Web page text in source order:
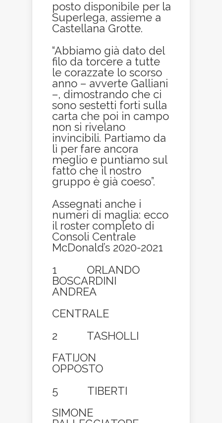
posto disponibile per la
Superlega, assieme a
Castellana Grotte.
“Abbiamo già dato del
filo da torcere a tutte
le corazzate lo scorso
anno – avverte Galliani
–, dimostrando che ci
sono sestetti forti sulla
carta che poi in campo
non si rivelano
invincibili. Partiamo da
lì per fare ancora
meglio e puntiamo sul
fatto che il nostro
gruppo è già coeso”.
Assegnati anche i
numeri di maglia: ecco
il roster completo di
Consoli Centrale
McDonald’s 2020-2021
1 ORLANDO
BOSCARDINI
ANDREA
CENTRALE
2 TASHOLLI
FATIJON
OPPOSTO
5 TIBERTI
SIMONE